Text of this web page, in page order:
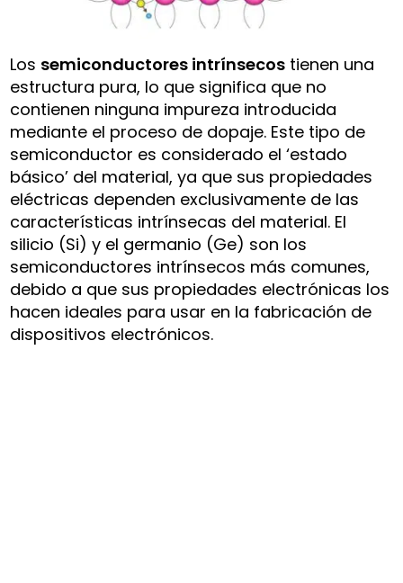
Los semiconductores intrínsecos tienen una
estructura pura, lo que significa que no
contienen ninguna impureza introducida
mediante el proceso de dopaje. Este tipo de
semiconductor es considerado el ‘estado
básico’ del material, ya que sus propiedades
eléctricas dependen exclusivamente de las
características intrínsecas del material. El
silicio (Si) y el germanio (Ge) son los
semiconductores intrínsecos más comunes,
debido a que sus propiedades electrónicas los
hacen ideales para usar en la fabricación de
dispositivos electrónicos.